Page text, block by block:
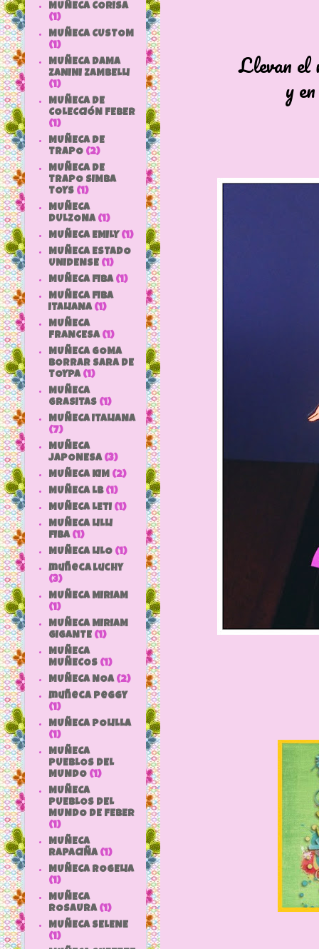
Llevan el
y
MUÑECA CORISA
(1)
MUÑECA CUSTOM
(1)
MUÑECA DAMA
ZANINI ZAMBELLI
(1)
MUÑECA DE
COLECCIÓN FEBER
(1)
MUÑECA DE
TRAPO (2)
MUÑECA DE
TRAPO SIMBA
TOYS (1)
MUÑECA
DULZONA (1)
MUÑECA EMILY (1)
MUÑECA ESTADO
UNIDENSE (1)
MUÑECA FIBA (1)
MUÑECA FIBA
ITALIANA (1)
MUÑECA
FRANCESA (1)
MUÑECA GOMA
BORRAR SARA DE
TOYPA (1)
MUÑECA
GRASITAS (1)
MUÑECA ITALIANA
(7)
MUÑECA
JAPONESA (3)
MUÑECA KIM (2)
MUÑECA LB (1)
MUÑECA LETI (1)
MUÑECA LILLI
FIBA (1)
MUÑECA LILO (1)
muñeca luchy
(3)
MUÑECA MIRIAM
(1)
MUÑECA MIRIAM
GIGANTE (1)
MUÑECA
MUÑECOS (1)
MUÑECA NOA (2)
muñeca peggy
(1)
MUÑECA POLILLA
(1)
MUÑECA
PUEBLOS DEL
MUNDO (1)
MUÑECA
PUEBLOS DEL
MUNDO DE FEBER
(1)
MUÑECA
RAPACIÑA (1)
MUÑECA ROGELIA
(1)
MUÑECA
ROSAURA (1)
MUÑECA SELENE
(1)